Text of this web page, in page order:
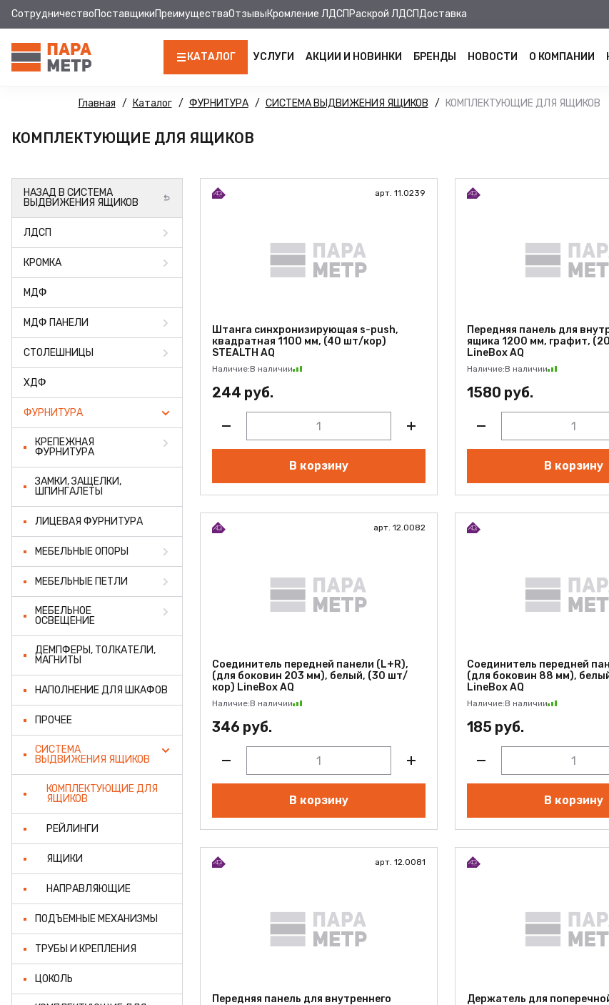
СотрудничествоПоставщикиПреимуществаОтзывыКромление ЛДСП Раскрой ЛДСПДоставка
КАТАЛОГ
ЛДСП
КРОМКА
МДФ ПАНЕЛИ
ПРОФИЛЬ АЛЮМИНИЕВЫЙ
НОВИНКИ
УСЛУГИ АКЦИИ И НОВИНКИ БРЕНДЫ НОВОСТИ О КОМПАНИИ
Главная Каталог ФУРНИТУРА СИСТЕМА ВЫДВИЖЕНИЯ ЯЩИКОВ КОМПЛЕКТУЮЩИЕ ДЛЯ ЯЩИКОВ
КОМПЛЕКТУЮЩИЕ ДЛЯ ЯЩИКОВ
НАЗАД В СИСТЕМА
ВЫДВИЖЕНИЯ ЯЩИКОВ
ЛДСП
КРОМКА
МДФ
МДФ ПАНЕЛИ
СТОЛЕШНИЦЫ
ХДФ
ФУРНИТУРА
КРЕПЕЖНАЯ
ФУРНИТУРА
ЗАМКИ, ЗАЩЕЛКИ,
ШПИНГАЛЕТЫ
ЛИЦЕВАЯ ФУРНИТУРА
МЕБЕЛЬНЫЕ ОПОРЫ
МЕБЕЛЬНЫЕ ПЕТЛИ
МЕБЕЛЬНОЕ
ОСВЕЩЕНИЕ
ДЕМПФЕРЫ, ТОЛКАТЕЛИ,
МАГНИТЫ
НАПОЛНЕНИЕ ДЛЯ ШКАФОВ
ПРОЧЕЕ
СИСТЕМА
ВЫДВИЖЕНИЯ ЯЩИКОВ
КОМПЛЕКТУЮЩИЕ ДЛЯ
ЯЩИКОВ
РЕЙЛИНГИ
ЯЩИКИ
НАПРАВЛЯЮЩИЕ
ПОДЪЕМНЫЕ МЕХАНИЗМЫ
ТРУБЫ И КРЕПЛЕНИЯ
ЦОКОЛЬ
арт. 11.0239
Штанга синхронизирующая s-push,
квадратная 1100 мм, (40 шт/кор)
STEALTH AQ
Наличие:В наличии
244 руб.
В корзину
Передняя панель для
ящика 1200 мм, графит,
LineBox AQ
Наличие:В наличии
1580 руб.
В корзину
арт. 12.0082
Соединитель передней панели (L+R),
(для боковин 203 мм), белый, (30 шт/
кор) LineBox AQ
Наличие:В наличии
346 руб.
В корзину
Соединитель передней
(для боковин 88 мм),
LineBox AQ
Наличие:В наличии
185 руб.
В корзину
арт. 12.0081
Передняя панель для внутреннего
Держатель для